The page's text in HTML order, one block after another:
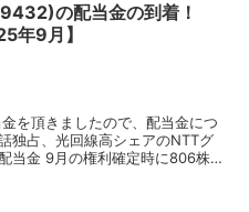
の配当金の到着！
年9月】
を頂きましたので、配当金につ
独占、光回線高シェアのNTTグ
当金 9月の権利確定時に806株